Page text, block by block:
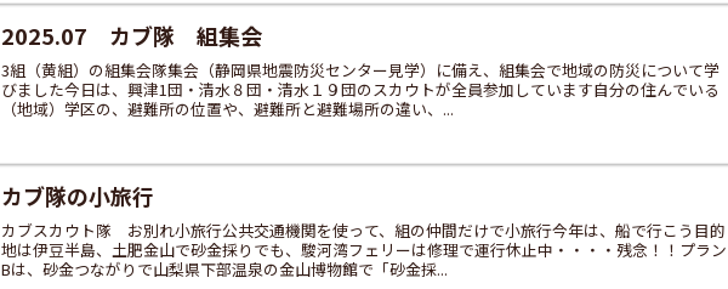
2025.07 カブ隊 組集会
3組（黄組）の組集会隊集会（静岡県地震防災センター見学）に備え、組集会で地域の防災について学
びました今日は、興津1団・清水８団・清水１９団のスカウトが全員参加しています自分の住んでいる
（地域）学区の、避難所の位置や、避難所と避難場所の違い、...
カブ隊の小旅行
カブスカウト隊 お別れ小旅行公共交通機関を使って、組の仲間だけで小旅行今年は、船で行こう目的
地は伊豆半島、土肥金山で砂金採りでも、駿河湾フェリーは修理で運行休止中・・・・残念！！プラン
Bは、砂金つながりで山梨県下部温泉の金山博物館で「砂金採...